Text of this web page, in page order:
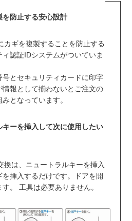
防止する安心設計
カギを複製することを防止する
認証IDシステムがついていま
とセキュリティカードに印字
報として揃わないとご注文の
となっています。
ーを挿入して次に使用したい
換は、ニュートラルキーを挿入
挿入するだけです。ドアを開
。 工具は必要ありません。